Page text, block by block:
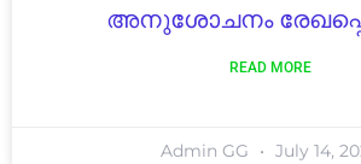
അനുശോചനം
READ MORE
Admin GG July 14,